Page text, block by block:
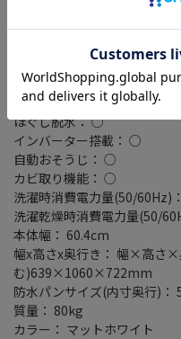
標準コース目安時間(洗濯時/
日本製： ○
洗剤・柔軟剤 自動投入： ○
予約タイマー： ○
シワ取り機能： ○
乾燥機能： ヒートポンプ式
ほぐし脱水： ○
インバーター搭載： ○
自動おそうじ： ○
カビ取り機能： ○
洗濯時消費電力量(50/60Hz)
洗濯乾燥時消費電力量(50/
本体幅： 60.4cm
幅x高さx奥行き： 幅×高さ×
む)639×1060×722mm
防水パンサイズ(内寸奥行)：
質量： 80kg
カラー： マットホワイト